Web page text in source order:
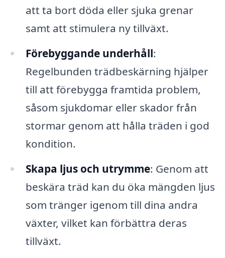
att ta bort döda eller sjuka grenar
samt att stimulera ny tillväxt.
Förebyggande underhåll:
Regelbunden trädbeskärning hjälper
till att förebygga framtida problem,
såsom sjukdomar eller skador från
stormar genom att hålla träden i god
kondition.
Skapa ljus och utrymme: Genom att
beskära träd kan du öka mängden ljus
som tränger igenom till dina andra
växter, vilket kan förbättra deras
tillväxt.